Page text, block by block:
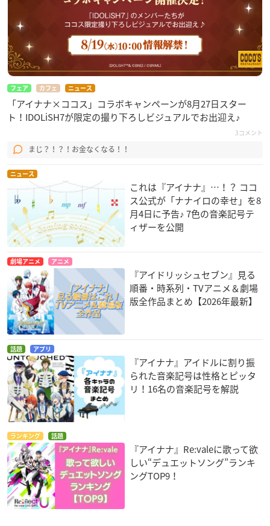
フェア カフェ ニュース
「アイナナ×ココス」コラボキャンペーンが8月27日スター
ト！IDOLiSH7が限定の撮り下ろしビジュアルでお出迎え♪
3コメント
まじ？！？！お金なくなる！！
ニュース
これは『アイナナ』…！？ ココ
ス公式が「ナナイロの幸せ」を8
月4日に予告♪ 7色の音楽記号テ
ィザーを公開
劇場アニメ アニメ
『アイドリッシュセブン』見る
順番・時系列・TVアニメ＆劇場
版全作品まとめ【2026年最新】
話題 アプリ
『アイナナ』アイドルに割り振
られた音楽記号は性格とピッタ
リ！16名の音楽記号を解説
ランキング 話題
『アイナナ』Re:valeに歌って欲
しい“デュエットソング”ランキ
ングTOP9！